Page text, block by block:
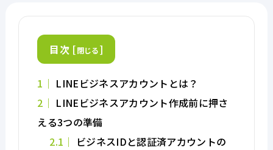
目次 [閉じる]
1
LINEビジネスアカウントとは？
2
LINEビジネスアカウント作成前に押さ
える3つの準備
2.1
ビジネスIDと認証済アカウントの